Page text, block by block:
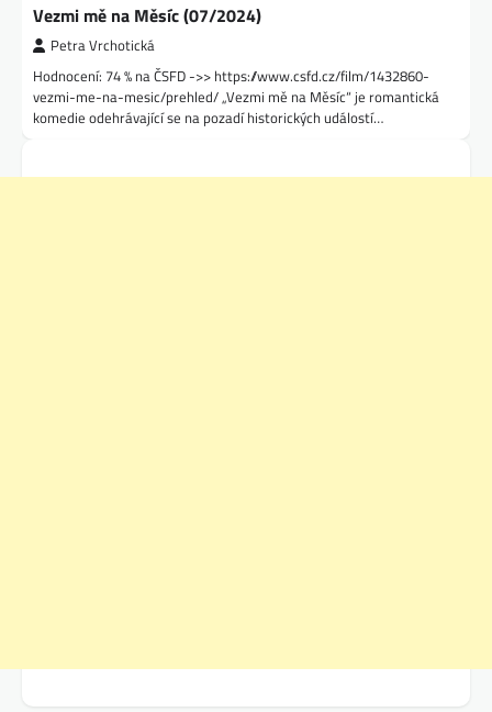
Vezmi mě na Měsíc (07/2024)
Petra Vrchotická
Hodnocení: 74 % na ČSFD ->> https://www.csfd.cz/film/1432860-
vezmi-me-na-mesic/prehled/ „Vezmi mě na Měsíc“ je romantická
komedie odehrávající se na pozadí historických událostí…